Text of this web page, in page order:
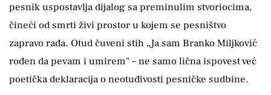
pesnik uspostavlja dijalog sa preminulim stvoriocima,
čineći od smrti živi prostor u kojem se pesništvo
zapravo rađa. Otud čuveni stih „Ja sam Branko Miljković
rođen da pevam i umirem" – ne samo lična ispovest već
poetička deklaracija o neotuđivosti pesničke sudbine.